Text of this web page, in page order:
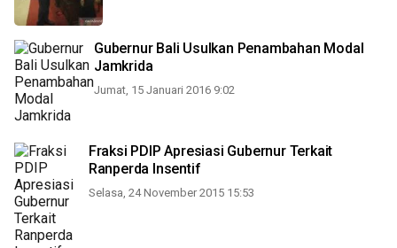
Gubernur Bali Usulkan Penambahan Modal
Jamkrida
Jumat, 15 Januari 2016 9:02
Fraksi PDIP Apresiasi Gubernur Terkait
Ranperda Insentif
Selasa, 24 November 2015 15:53